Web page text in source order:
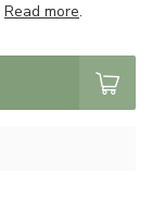
Read more.